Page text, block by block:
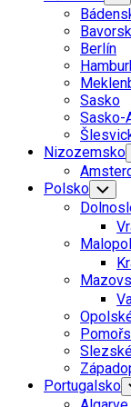
Berlín
Sasko
Sasko-
Nizozemsko
Polsko Toggle
Child
Menu
Portugalsko